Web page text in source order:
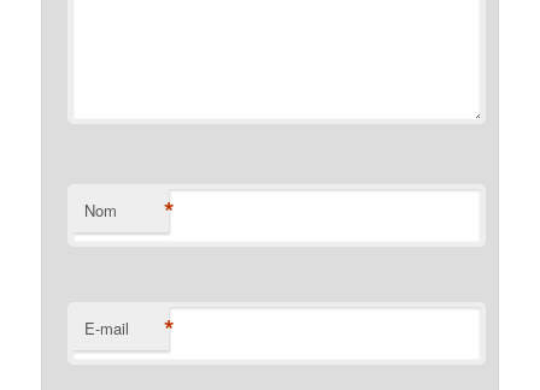
Nom *
E-mail *